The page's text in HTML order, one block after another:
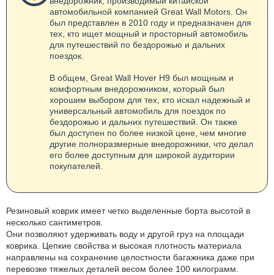
автомобильной компанией Great Wall Motors. Он
был представлен в 2010 году и предназначен для
тех, кто ищет мощный и просторный автомобиль
для путешествий по бездорожью и дальних
поездок.
В общем, Great Wall Hover H9 был мощным и
комфортным внедорожником, который был
хорошим выбором для тех, кто искал надежный и
универсальный автомобиль для поездок по
бездорожью и дальних путешествий. Он также
был доступен по более низкой цене, чем многие
другие полноразмерные внедорожники, что делал
его более доступным для широкой аудитории
покупателей.
Резиновый коврик имеет четко выделенные борта высотой в
несколько сантиметров.
Они позволяют удерживать воду и другой груз на площади
коврика. Цепкие свойства и высокая плотность материала
направлены на сохранение целостности багажника даже при
перевозке тяжелых деталей весом более 100 килограмм.